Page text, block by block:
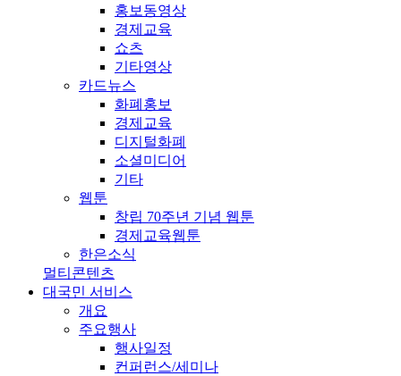
홍보동영상
경제교육
쇼츠
기타영상
카드뉴스
화폐홍보
경제교육
디지털화폐
소셜미디어
기타
웹툰
창립 70주년 기념 웹툰
경제교육웹툰
한은소식
멀티콘텐츠
대국민 서비스
개요
주요행사
행사일정
컨퍼런스/세미나